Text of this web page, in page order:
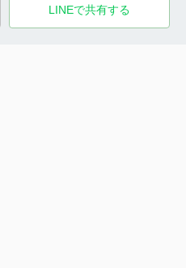
LINEで共有する